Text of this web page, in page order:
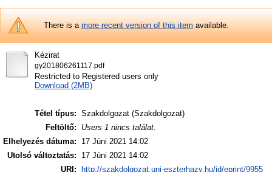
There is amore recent version of this itemavailable.
Kézirat
gy201806261117.pdf
Restricted to Registered users only
Download (2MB)
Tétel típus: Szakdolgozat (Szakdolgozat)
Feltöltő:
Users 1 nincs találat.
Elhelyezés dátuma:
17 Júni 2021 14:02
Utolsó változtatás:
17 Júni 2021 14:02
URI:
http://szakdolgozat.uni-eszterhazy.hu/id/eprint/9955